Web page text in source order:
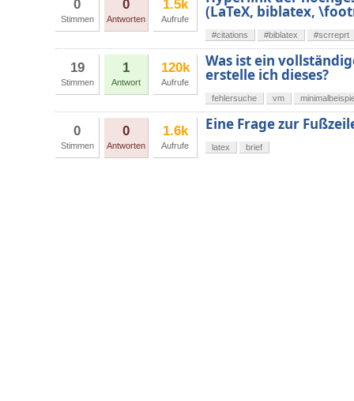
0
Stimmen
0
Antworten
1.5k
Aufrufe (LaTeX, biblatex,
#citations #biblatex #scrreprt
19
Stimmen
1
Antwort
120k
Aufrufe
Was ist ein
erstelle ich dieses?
fehlersuche vm
0
Stimmen
0
Antworten
1.6k
Aufrufe
Eine Frage zur
latex brief